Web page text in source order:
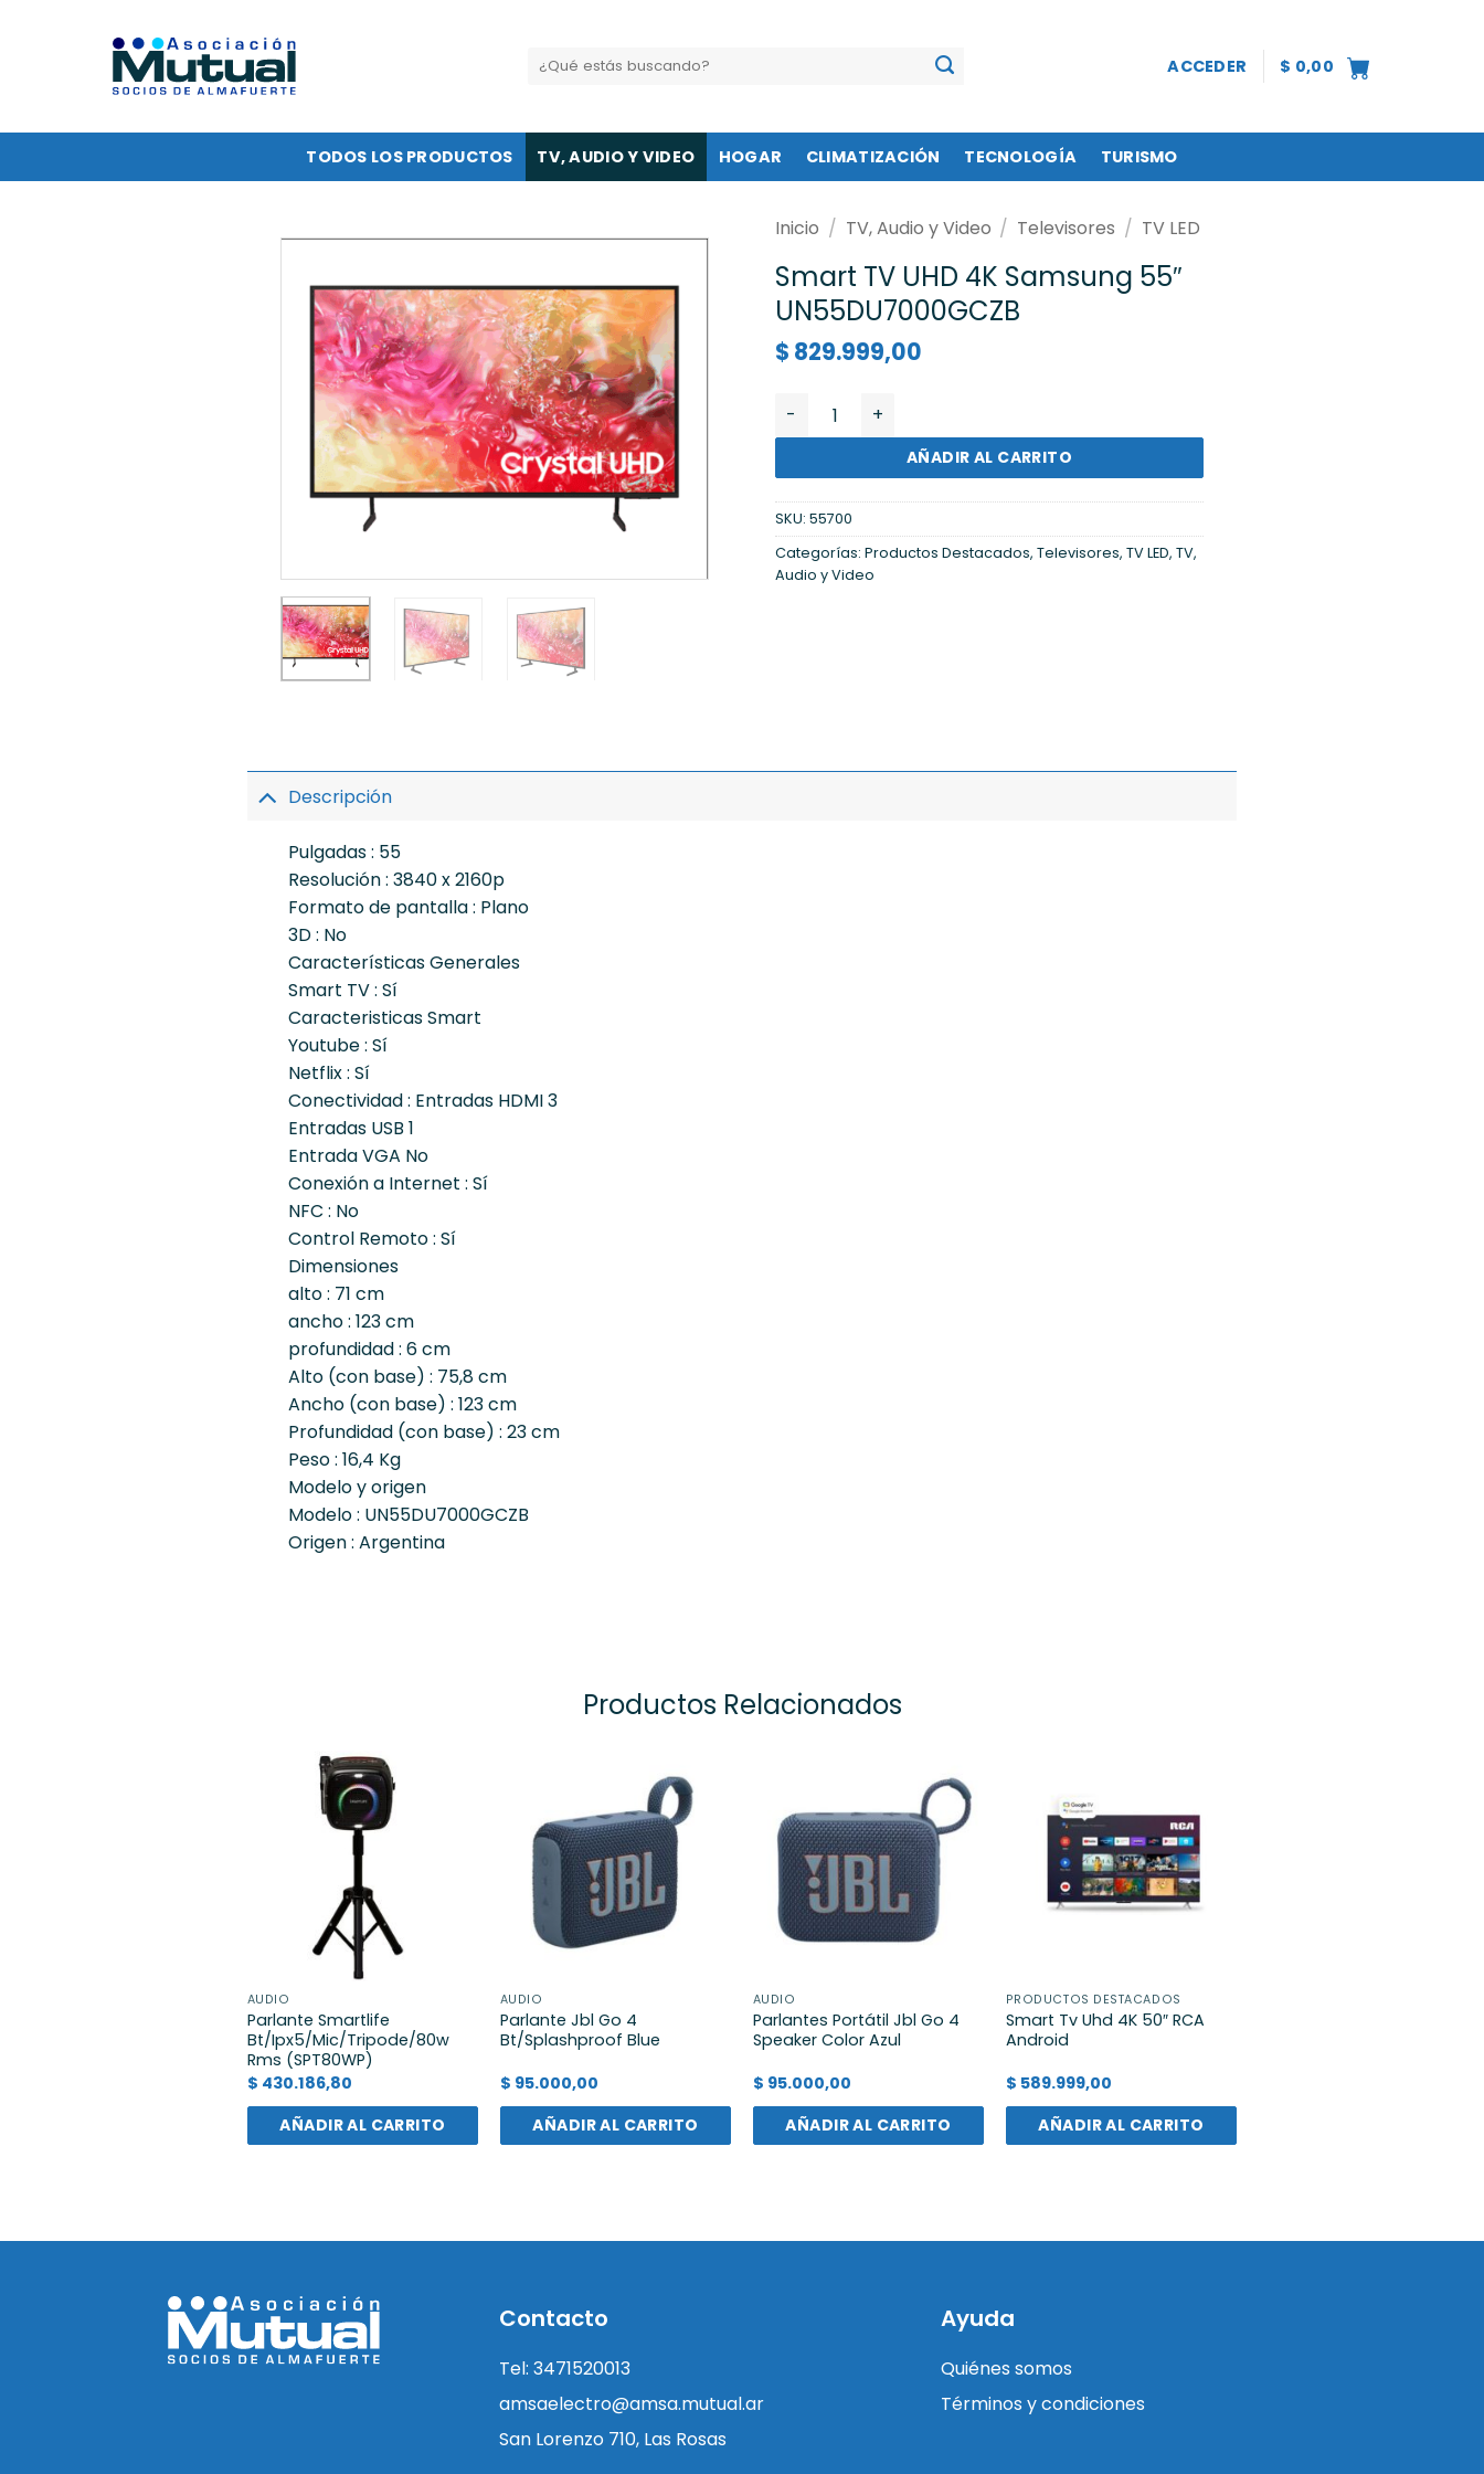
Buscar
por:
ACCEDER $ 0,00
TODOS LOS PRODUCTOS TV, AUDIO Y VIDEO HOGAR CLIMATIZACIÓN TECNOLOGÍA TURISMO
Inicio / TV, Audio y Video / Televisores / TV LED
Smart TV UHD 4K Samsung 55″
UN55DU7000GCZB
$ 829.999,00
Smart TV UHD 4K Samsung 55" UN55DU7000GCZB cantidad
AÑADIR AL CARRITO
SKU: 55700
Categorías: Productos Destacados, Televisores, TV LED, TV,
Audio y Video
Descripción
Pulgadas : 55
Resolución : 3840 x 2160p
Formato de pantalla : Plano
3D : No
Características Generales
Smart TV : Sí
Caracteristicas Smart
Youtube : Sí
Netflix : Sí
Conectividad : Entradas HDMI 3
Entradas USB 1
Entrada VGA No
Conexión a Internet : Sí
NFC : No
Control Remoto : Sí
Dimensiones
alto : 71 cm
ancho : 123 cm
profundidad : 6 cm
Alto (con base) : 75,8 cm
Ancho (con base) : 123 cm
Profundidad (con base) : 23 cm
Peso : 16,4 Kg
Modelo y origen
Modelo : UN55DU7000GCZB
Origen : Argentina
Productos Relacionados
AUDIO
Parlante Smartlife
Bt/Ipx5/Mic/Tripode/80w
Rms (SPT80WP)
$ 430.186,80
AÑADIR AL CARRITO
AUDIO
Parlante Jbl Go 4
Bt/Splashproof Blue
$ 95.000,00
AÑADIR AL CARRITO
AUDIO
Parlantes Portátil Jbl Go 4
Speaker Color Azul
$ 95.000,00
AÑADIR AL CARRITO
PRODUCTOS DESTACADOS
Smart Tv Uhd 4K 50″ RCA
Android
$ 589.999,00
AÑADIR AL CARRITO
Contacto
Tel: 3471520013
amsaelectro@amsa.mutual.ar
San Lorenzo 710, Las Rosas
Ayuda
Quiénes somos
Términos y condiciones